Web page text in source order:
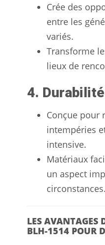
Crée des
entre les
variés.
Transforme
lieux de
4.
Conçue pour
intempéries
intensive.
Matériaux
un aspect
circonstances.
LES AVANTAGES
BLH-1514 POUR